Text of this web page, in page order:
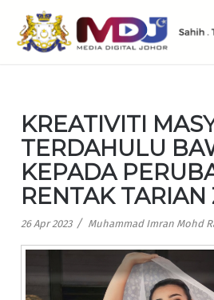
KREATIVITI
TERDAHULU
KEPADA
RENTAK TARIAN
26 Apr 2023 / Muhammad Imran Mohd